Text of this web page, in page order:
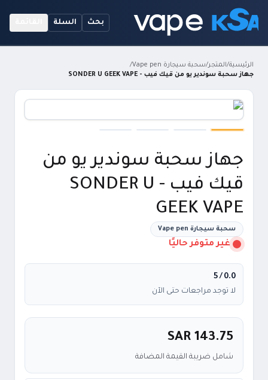
بحث السلة
الرئيسية/المتجر/سحبة سيجارة Vape pen
/
جهاز سحبة سوندير يو من قيك فيب - SONDER U GEEK VAPE
جهاز سحبة سوندير يو من
قيك فيب - SONDER U
GEEK VAPE
سحبة سيجارة Vape pen
غير متوفر حاليًا
0.0
/ 5
لا توجد مراجعات حتى الآن
SAR 143.75
شامل ضريبة القيمة المضافة